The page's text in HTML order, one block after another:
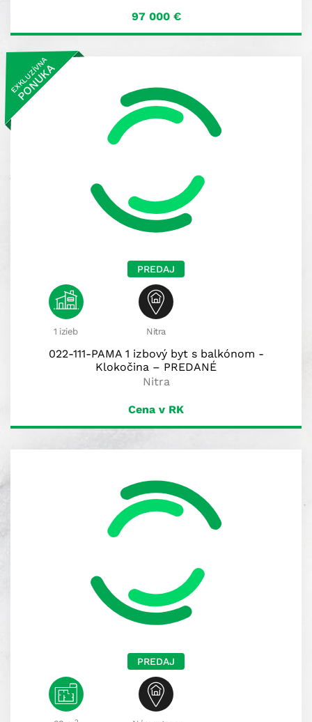
97 000 €
EXKLUZÍVNA
PONUKA
PREDAJ
1 izieb Nitra
022-111-PAMA 1 izbový byt s balkónom -
Klokočina – PREDANÉ
Nitra
Cena v RK
PREDAJ